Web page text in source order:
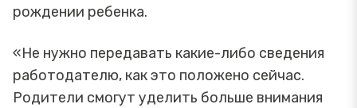
рождении ребенка.
«Не нужно передавать какие-либо сведения
работодателю, как это положено сейчас.
Родители смогут уделить больше внимания